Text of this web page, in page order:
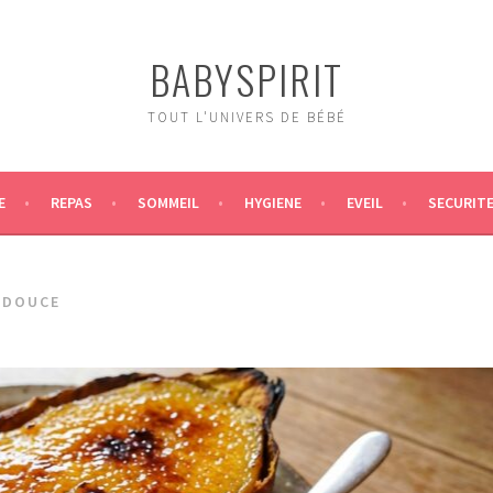
BABYSPIRIT
TOUT L'UNIVERS DE BÉBÉ
REPAS SOMMEIL HYGIENE EVEIL SECURITE